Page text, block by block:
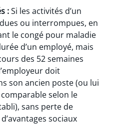
:Si les activités d’un
ou interrompues, en
le congé pour maladie
d’un employé, mais
des 52 semaines
doit
son ancien poste (ou lui
selon le
sans perte de
sociaux